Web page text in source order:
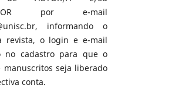
por e-mail
informando o
revista, o login e e-mail
no cadastro para que o
manuscritos seja liberado
conta.